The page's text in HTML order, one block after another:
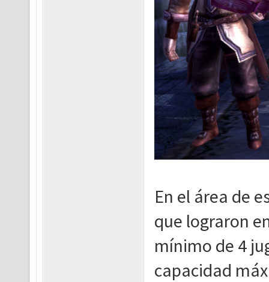
En el área de
que lograron
mínimo de 4
capacidad